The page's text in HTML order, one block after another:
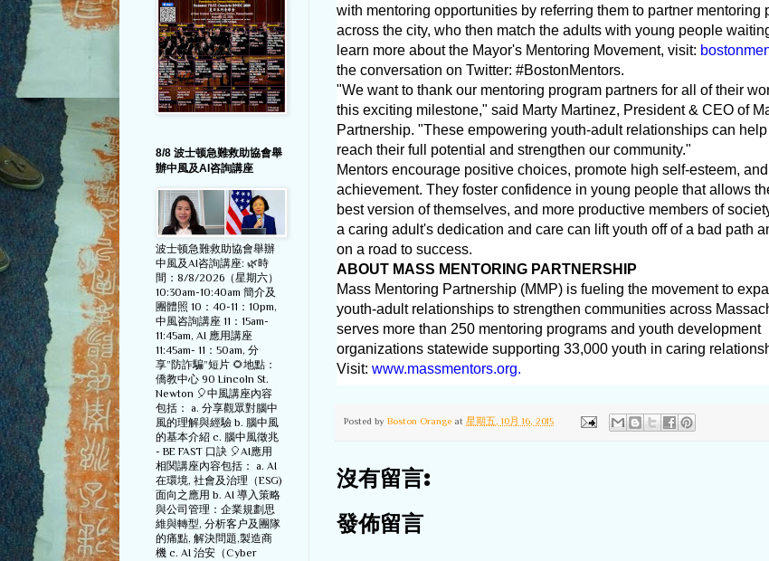
with mentoring opportunities by referring them to partner mentoring
across the city, who then match the adults with young people
learn more about the Mayor's Mentoring Movement, visit:
the conversation on Twitter: #BostonMentors.
"We want to thank our mentoring program partners for all of their
this exciting milestone," said Marty Martinez, President & CEO of
Partnership. "These empowering youth-adult relationships can
reach their full potential and strengthen our community."
Mentors encourage positive choices, promote high self-esteem,
achievement. They foster confidence in young people that allows
best version of themselves, and more productive members of
a caring adult's dedication and care can lift youth off of a bad path
on a road to success.
ABOUT MASS MENTORING PARTNERSHIP
Mass Mentoring Partnership (MMP) is fueling the movement to
youth-adult relationships to strengthen communities across
serves more than 250 mentoring programs and youth development
organizations statewide supporting 33,000 youth in caring
Visit: www.massmentors.org.
Posted by Boston Orange at 星期五, 10月 16, 2015
沒有留言:
發佈留言
8/8 波士顿急難救助協會舉
辦中風及AI咨詢講座
波士顿急難救助協會舉辦
中風及AI咨詢講座: 🌿時
間：8/8/2026（星期六）
10:30am-10:40am 簡介及
團體照 10：40-11：10pm,
中風咨詢講座 11：15am-
11:45am, AI 應用講座
11:45am- 11：50am, 分
享”防詐騙”短片 🌻地點：
僑教中心 90 Lincoln St.
Newton 🎈中風講座內容
包括： a. 分享觀眾對腦中
風的理解與經驗 b. 腦中風
的基本介紹 c. 腦中風徵兆
- BE FAST 口訣 🎈AI應用
相関講座內容包括： a. AI
在環境, 社會及治理（ESG)
面向之應用 b. AI 導入策略
與公司管理：企業規劃思
維與轉型, 分析客户及團隊
的痛點, 解決問題,製造商
機 c. AI 治安（Cyber